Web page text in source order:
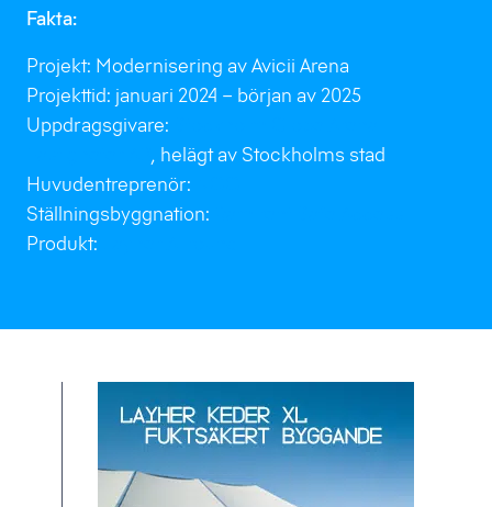
Fakta:
Projekt: Modernisering av Avicii Arena
Projekttid: januari 2024 – början av 2025
Uppdragsgivare:
, helägt av Stockholms stad
Huvudentreprenör:
Ställningsbyggnation:
Produkt: